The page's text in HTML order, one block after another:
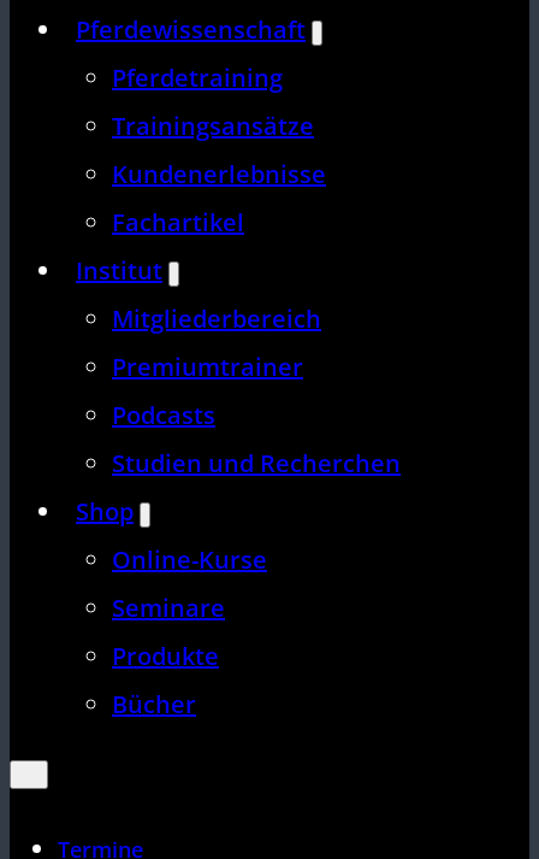
Pferdewissenschaft
Pferdetraining
Trainingsansätze
Kundenerlebnisse
Fachartikel
Institut
Mitgliederbereich
Premiumtrainer
Podcasts
Studien und Recherchen
Shop
Online-Kurse
Seminare
Produkte
Bücher
Termine